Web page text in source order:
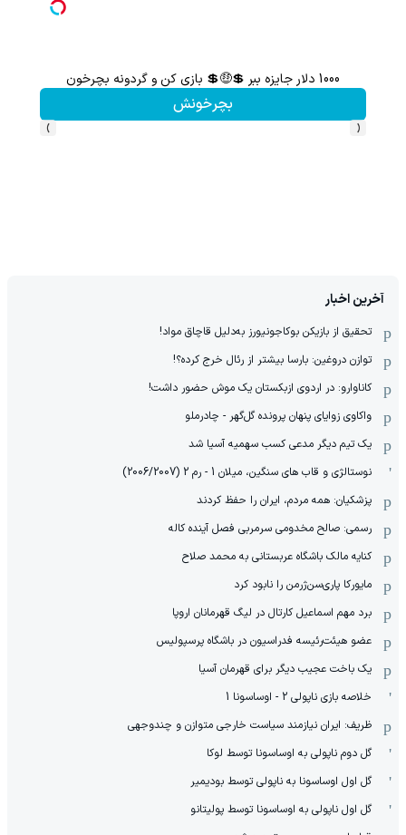
1000 دلار جایزه ببر 💲🤑💲 بازی کن و گردونه بچرخون
بچرخونش
‹
›
آخرین اخبار
تحقیق از بازیکن بوکاجونیورز به‌دلیل قاچاق مواد!
توازن دروغین: بارسا بیشتر از رئال خرج کرده؟!
کاناوارو: در اردوی ازبکستان یک موش حضور داشت!
واکاوی زوایای پنهان پرونده گل‌گهر - چادرملو
یک تیم دیگر مدعی کسب سهمیه آسیا شد
نوستالژی و قاب های سنگین، میلان 1 - رم 2 (2006/2007)
پزشکیان: همه مردم، ایران را حفظ کردند
رسمی: صالح مخدومی سرمربی فصل آینده کاله
کنایه مالک باشگاه عربستانی به محمد صلاح
مایورکا پاری‌سن‌ژرمن را نابود کرد
برد مهم اسماعیل کارتال در لیگ قهرمانان اروپا
عضو هیئت‌رئیسه فدراسیون در باشگاه پرسپولیس
یک باخت عجیب دیگر برای قهرمان آسیا
خلاصه بازی ناپولی 2 - اوساسونا 1
ظریف: ایران نیازمند سیاست خارجی متوازن و چندوجهی
گل دوم ناپولی به اوساسونا توسط لوکا
گل اول اوساسونا به ناپولی توسط بودیمیر
گل اول ناپولی به اوساسونا توسط پولیتانو